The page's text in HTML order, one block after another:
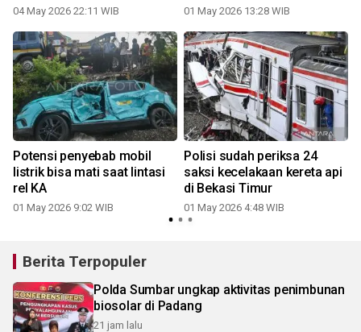
04 May 2026 22:11 WIB 01 May 2026 13:28 WIB
Potensi penyebab mobil
listrik bisa mati saat lintasi
rel KA
01 May 2026 9:02 WIB
Polisi sudah periksa 24
saksi kecelakaan kereta api
di Bekasi Timur
01 May 2026 4:48 WIB
Berita Terpopuler
Polda Sumbar ungkap aktivitas penimbunan
biosolar di Padang
21 jam lalu